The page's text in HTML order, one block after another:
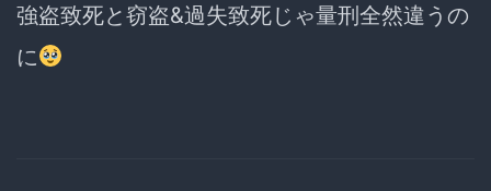
強盗致死と窃盗&過失致死じゃ量刑全然違うの
に